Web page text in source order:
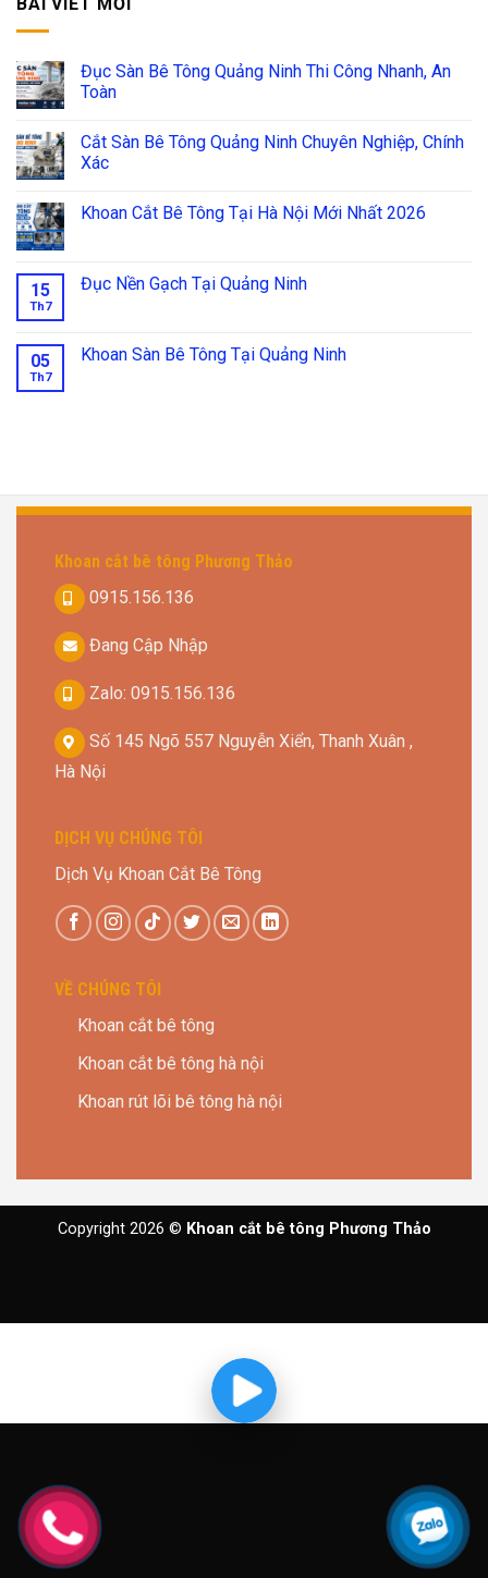
BÀI VIẾT MỚI
Đục Sàn Bê Tông Quảng Ninh Thi Công Nhanh, An
Toàn
Cắt Sàn Bê Tông Quảng Ninh Chuyên Nghiệp, Chính
Xác
Khoan Cắt Bê Tông Tại Hà Nội Mới Nhất 2026
15
Th7
Đục Nền Gạch Tại Quảng Ninh
05
Th7
Khoan Sàn Bê Tông Tại Quảng Ninh
Khoan cắt bê tông Phương Thảo
0915.156.136
Đang Cập Nhập
Zalo: 0915.156.136
Số 145 Ngõ 557 Nguyễn Xiển, Thanh Xuân ,
Hà Nội
DỊCH VỤ CHÚNG TÔI
Dịch Vụ Khoan Cắt Bê Tông
VỀ CHÚNG TÔI
Khoan cắt bê tông
Khoan cắt bê tông hà nội
Khoan rút lõi bê tông hà nội
Copyright 2026 © Khoan cắt bê tông Phương Thảo